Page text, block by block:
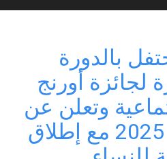
بالدورة
أورنج
وتعلن عن
الفائزين لسنة 2025 مع إطلاق